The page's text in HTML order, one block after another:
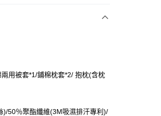
用被套*1/鋪棉枕套*2/ 抱枕(含枕
)/50％聚酯纖維(3M吸濕排汗專利)/